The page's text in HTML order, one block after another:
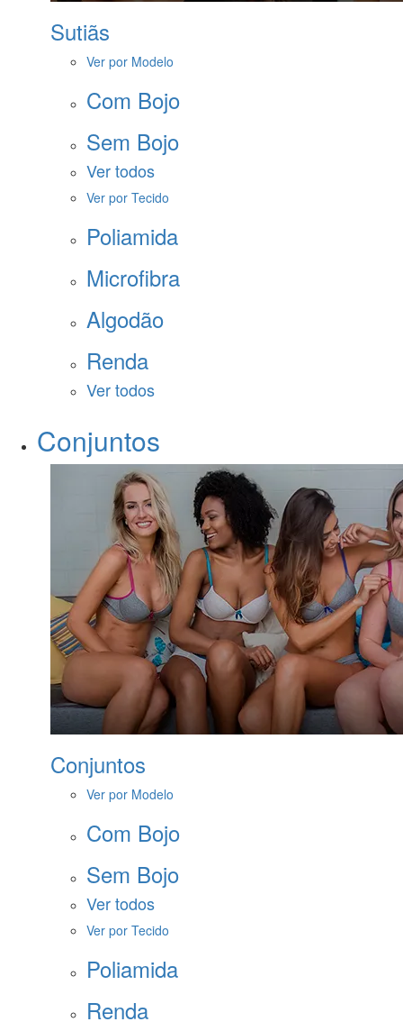
Sutiãs
Ver por Modelo
Com Bojo
Sem Bojo
Ver todos
Ver por Tecido
Poliamida
Microfibra
Algodão
Renda
Ver todos
Conjuntos
Conjuntos
Ver por Modelo
Com Bojo
Sem Bojo
Ver todos
Ver por Tecido
Poliamida
Renda